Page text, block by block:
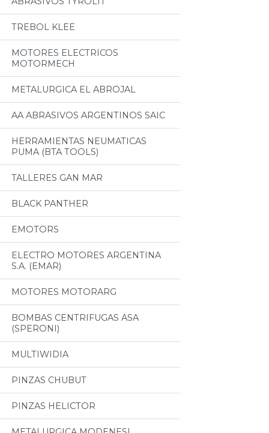
TREBOL KLEE
MOTORES ELECTRICOS
MOTORMECH
METALURGICA EL ABROJAL
AA ABRASIVOS ARGENTINOS SAIC
HERRAMIENTAS NEUMATICAS
PUMA (BTA TOOLS)
TALLERES GAN MAR
BLACK PANTHER
EMOTORS
ELECTRO MOTORES ARGENTINA
S.A. (EMAR)
MOTORES MOTORARG
BOMBAS CENTRIFUGAS ASA
(SPERONI)
MULTIWIDIA
PINZAS CHUBUT
PINZAS HELICTOR